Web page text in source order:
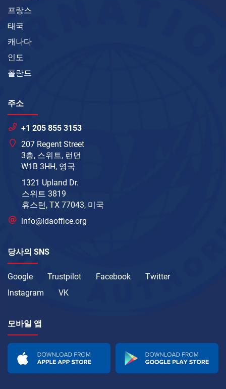
프랑스
태국
캐나다
인도
폴란드
주소
+1 205 855 3153
207 Regent Street
3층, 스위트, 런던
W1B 3HH, 영국
1321 Upland Dr.
스위트 3819
휴스턴, TX 77043, 미국
info@idaoffice.org
당사의 SNS
Google Trustpilot Facebook
Twitter
Instagram
VK
모바일 앱